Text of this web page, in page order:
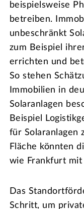
beispielsweise
betreiben.
unbeschränkt
zum Beispiel
errichten und
So stehen
Immobilien in
Solaranlagen
Beispiel
für Solaranlagen
Fläche könnten
wie Frankfurt
Das
Schritt, um